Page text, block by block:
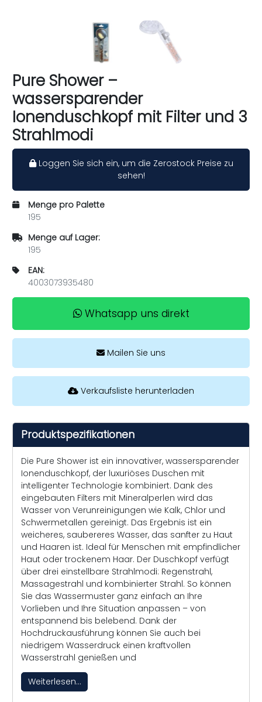
Pure Shower –
wassersparender
Ionenduschkopf mit Filter und 3
Strahlmodi
Loggen Sie sich ein, um die Zerostock Preise zu
sehen!
Menge pro Palette
195
Menge auf Lager:
195
EAN:
4003073935480
Whatsapp uns direkt
Mailen Sie uns
Verkaufsliste herunterladen
Produktspezifikationen
Die Pure Shower ist ein innovativer, wassersparender
Ionenduschkopf, der luxuriöses Duschen mit
intelligenter Technologie kombiniert. Dank des
eingebauten Filters mit Mineralperlen wird das
Wasser von Verunreinigungen wie Kalk, Chlor und
Schwermetallen gereinigt. Das Ergebnis ist ein
weicheres, saubereres Wasser, das sanfter zu Haut
und Haaren ist. Ideal für Menschen mit empfindlicher
Haut oder trockenem Haar. Der Duschkopf verfügt
über drei einstellbare Strahlmodi: Regenstrahl,
Massagestrahl und kombinierter Strahl. So können
Sie das Wassermuster ganz einfach an Ihre
Vorlieben und Ihre Situation anpassen – von
entspannend bis belebend. Dank der
Hochdruckausführung können Sie auch bei
niedrigem Wasserdruck einen kraftvollen
Wasserstrahl genießen und
Weiterlesen...